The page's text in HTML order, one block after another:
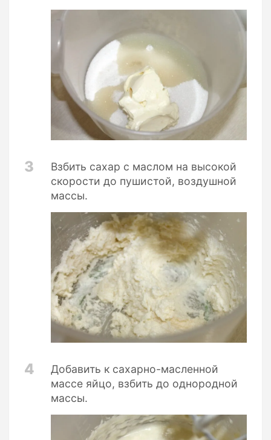
3
Взбить сахар с маслом на высокой
скорости до пушистой, воздушной
массы.
4
Добавить к сахарно-масленной
массе яйцо, взбить до однородной
массы.